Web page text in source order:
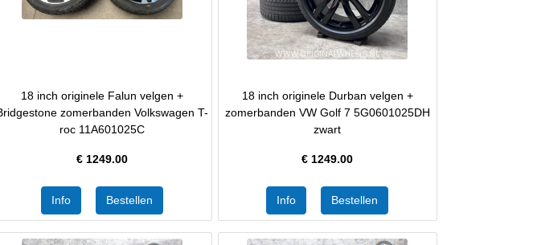
18 inch originele Falun velgen +
zomerbanden Volkswagen T-
roc 11A601025C
€ 1249.00
18 inch originele Durban velgen +
zomerbanden VW Golf 7 5G0601025DH
zwart
€ 1249.00